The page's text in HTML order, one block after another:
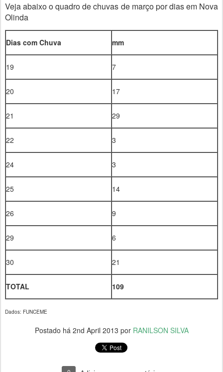
Veja abaixo o quadro de chuvas de março por dias em Nova
Olinda
Dias com Chuva mm
19 7
20 17
21 29
22 3
24 3
25 14
26 9
29 6
30 21
TOTAL 109
Dados: FUNCEME
Postado há 2nd April 2013 por RANILSON SILVA